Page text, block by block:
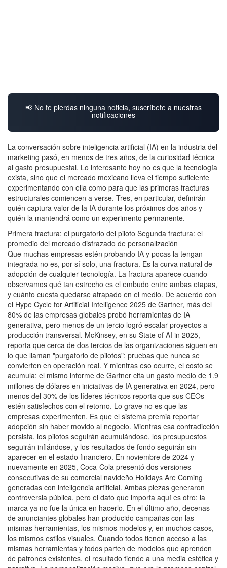
📢 No te pierdas ninguna noticia, suscríbete a nuestras
notificaciones
La conversación sobre inteligencia artificial (IA) en la industria del
marketing pasó, en menos de tres años, de la curiosidad técnica
al gasto presupuestal. Lo interesante hoy no es que la tecnología
exista, sino que el mercado mexicano lleva el tiempo suficiente
experimentando con ella como para que las primeras fracturas
estructurales comiencen a verse. Tres, en particular, definirán
quién captura valor de la IA durante los próximos dos años y
quién la mantendrá como un experimento permanente.
Primera fractura: el purgatorio del piloto Segunda fractura: el
promedio del mercado disfrazado de personalización
Que muchas empresas estén probando IA y pocas la tengan
integrada no es, por sí solo, una fractura. Es la curva natural de
adopción de cualquier tecnología. La fractura aparece cuando
observamos qué tan estrecho es el embudo entre ambas etapas,
y cuánto cuesta quedarse atrapado en el medio. De acuerdo con
el Hype Cycle for Artificial Intelligence 2025 de Gartner, más del
80% de las empresas globales probó herramientas de IA
generativa, pero menos de un tercio logró escalar proyectos a
producción transversal. McKinsey, en su State of AI in 2025,
reporta que cerca de dos tercios de las organizaciones siguen en
lo que llaman "purgatorio de pilotos": pruebas que nunca se
convierten en operación real. Y mientras eso ocurre, el costo se
acumula: el mismo informe de Gartner cita un gasto medio de 1.9
millones de dólares en iniciativas de IA generativa en 2024, pero
menos del 30% de los líderes técnicos reporta que sus CEOs
estén satisfechos con el retorno. Lo grave no es que las
empresas experimenten. Es que el sistema premia reportar
adopción sin haber movido al negocio. Mientras esa contradicción
persista, los pilotos seguirán acumulándose, los presupuestos
seguirán inflándose, y los resultados de fondo seguirán sin
aparecer en el estado financiero. En noviembre de 2024 y
nuevamente en 2025, Coca-Cola presentó dos versiones
consecutivas de su comercial navideño Holidays Are Coming
generadas con inteligencia artificial. Ambas piezas generaron
controversia pública, pero el dato que importa aquí es otro: la
marca ya no fue la única en hacerlo. En el último año, decenas
de anunciantes globales han producido campañas con las
mismas herramientas, los mismos modelos y, en muchos casos,
los mismos estilos visuales. Cuando todos tienen acceso a las
mismas herramientas y todos parten de modelos que aprenden
de patrones existentes, el resultado tiende a una media estética y